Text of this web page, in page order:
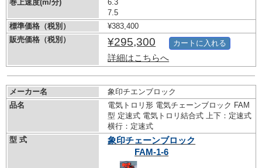
巻上速度(m/分)
6.3
7.5
標準価格（税別）
¥383,400
販売価格（税別）
¥295,300
詳細はこちらへ
カートに入れる
メーカー名
象印チエンブロック
品名
電気トロリ形 電気チェーンブロック FAM
型 定速式 電気トロリ結合式 上下：定速式
横行：定速式
型 式
象印チェーンブロック
FAM-1-6